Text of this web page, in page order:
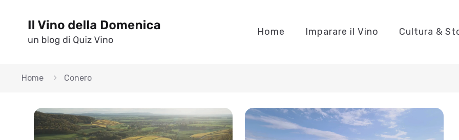
Home Imparare il Vino Cultura &
Home Conero